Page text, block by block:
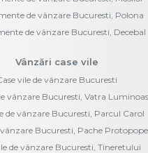
de vânzare Bucuresti, Polona
de vânzare Bucuresti, Decebal
Vânzări case vile
vile de vânzare Bucuresti
vânzare Bucuresti, Vatra
de vânzare Bucuresti, Parcul Carol
vânzare Bucuresti, Pache
de vânzare Bucuresti, Tineretului